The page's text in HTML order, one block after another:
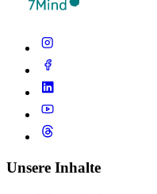
Unsere Inhalte